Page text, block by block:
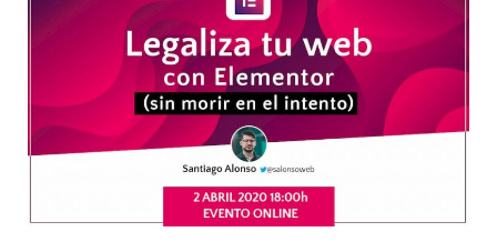
configurar
GDPR
Compliance
con
Polylang